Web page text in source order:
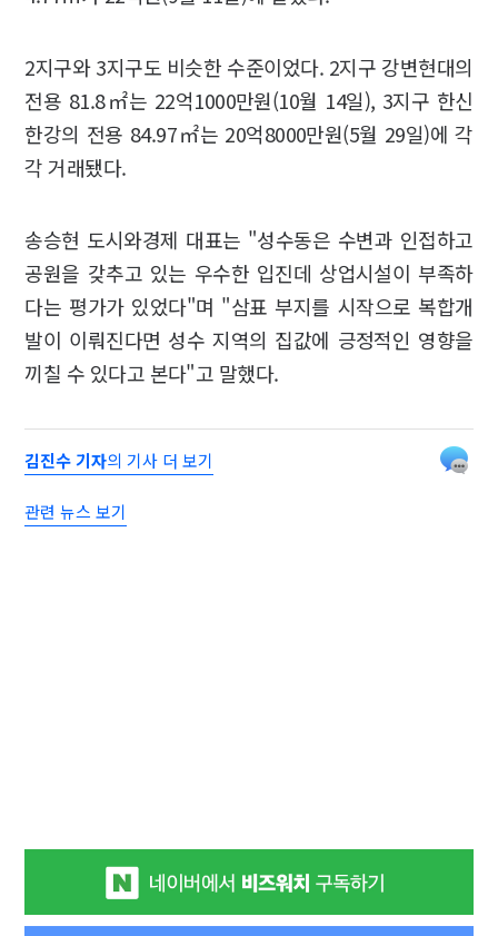
2지구와 3지구도 비슷한 수준이었다. 2지구 강변현대의
전용 81.8㎡는 22억1000만원(10월 14일), 3지구 한신
한강의 전용 84.97㎡는 20억8000만원(5월 29일)에 각
각 거래됐다.
송승현 도시와경제 대표는 "성수동은 수변과 인접하고
공원을 갖추고 있는 우수한 입진데 상업시설이 부족하
다는 평가가 있었다"며 "삼표 부지를 시작으로 복합개
발이 이뤄진다면 성수 지역의 집값에 긍정적인 영향을
끼칠 수 있다고 본다"고 말했다.
김진수 기자의 기사 더 보기
관련 뉴스 보기